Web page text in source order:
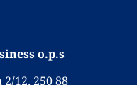
o.p.s
12, 250 88